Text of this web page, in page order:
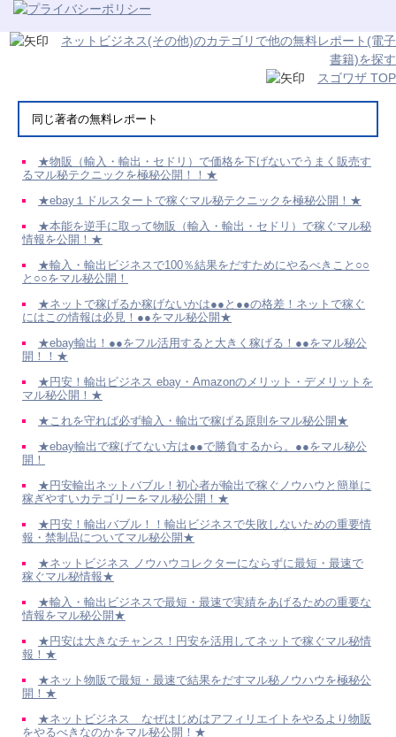
ネットビジネス(その他)のカテゴリで他の無料レポート(電子
書籍)を探す
スゴワザ TOP
同じ著者の無料レポート
★物販（輸入・輸出・セドリ）で価格を下げないでうまく販売す
るマル秘テクニックを極秘公開！！★
★ebay１ドルスタートで稼ぐマル秘テクニックを極秘公開！★
★本能を逆手に取って物販（輸入・輸出・セドリ）で稼ぐマル秘
情報を公開！★
★輸入・輸出ビジネスで100％結果をだすためにやるべきこと○○
と○○をマル秘公開！
★ネットで稼げるか稼げないかは●●と●●の格差！ネットで稼ぐ
にはこの情報は必見！●●をマル秘公開★
★ebay輸出！●●をフル活用すると大きく稼げる！●●をマル秘公
開！！★
★円安！輸出ビジネス ebay・Amazonのメリット・デメリットを
マル秘公開！★
★これを守れば必ず輸入・輸出で稼げる原則をマル秘公開★
★ebay輸出で稼げてない方は●●で勝負するから。●●をマル秘公
開！
★円安輸出ネットバブル！初心者が輸出で稼ぐノウハウと簡単に
稼ぎやすいカテゴリーをマル秘公開！★
★円安！輸出バブル！！輸出ビジネスで失敗しないための重要情
報・禁制品についてマル秘公開★
★ネットビジネス ノウハウコレクターにならずに最短・最速で
稼ぐマル秘情報★
★輸入・輸出ビジネスで最短・最速で実績をあげるための重要な
情報をマル秘公開★
★円安は大きなチャンス！円安を活用してネットで稼ぐマル秘情
報！★
★ネット物販で最短・最速で結果をだすマル秘ノウハウを極秘公
開！★
★ネットビジネス なぜはじめはアフィリエイトをやるより物販
をやるべきなのかをマル秘公開！★